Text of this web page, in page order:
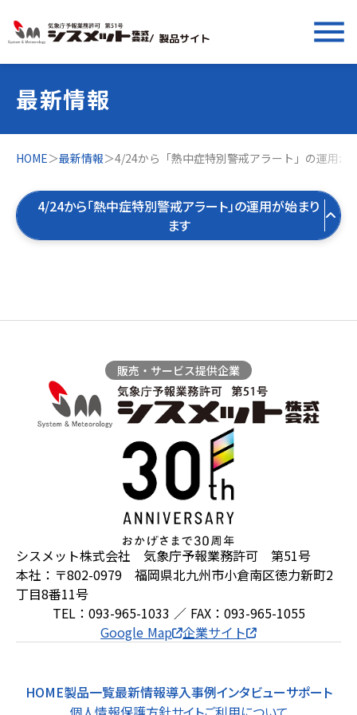
/ 製品サイト menu
最新情報
HOME＞最新情報＞4/24から「熱中症特別警戒アラート」の運用が
4/24から「熱中症特別警戒アラート」の運用が始まり
ます
製品お役立ち情報
ZEROSAI X-AI
技術提案
閉じる
販売・サービス提供企業
シスメット株式会社 気象庁予報業務許可 第51号
本社：〒802-0979 福岡県北九州市小倉南区徳力新町2
丁目8番11号
TEL：093-965-1033 ／ FAX：093-965-1055
Google Map 企業サイト
HOME製品一覧最新情報導入事例インタビューサポート